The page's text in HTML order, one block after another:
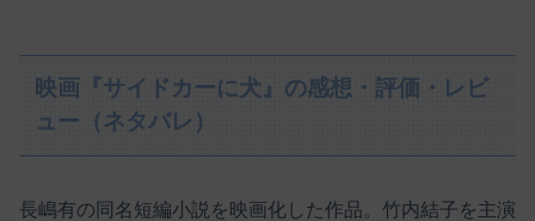
映画『サイドカーに犬』の感想・評価・レビ
ュー（ネタバレ）
長嶋有の同名短編小説を映画化した作品。竹内結子を主演